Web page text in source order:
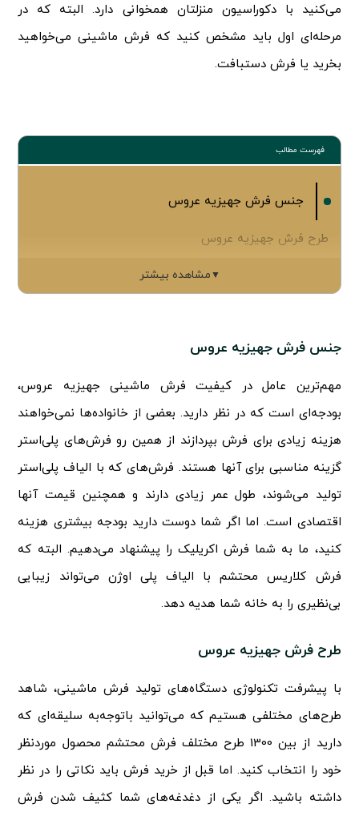
می‌کنید با دکوراسیون منزلتان همخوانی دارد. البته که در
مرحله‌ای اول باید مشخص کنید که فرش ماشینی می‌خواهید
بخرید یا فرش دستبافت.
فهرست مطالب
جنس فرش جهیزیه عروس
طرح فرش جهیزیه عروس
▼مشاهده بیشتر
جنس فرش جهیزیه عروس
مهم‌ترین عامل در کیفیت فرش ماشینی جهیزیه عروس،
بودجه‌ای است که در نظر دارید. بعضی از خانواده‌ها نمی‌خواهند
هزینه زیادی برای فرش بپردازند از همین رو فرش‌های پلی‌استر
گزینه مناسبی برای آنها هستند. فرش‌های که با الیاف پلی‌استر
تولید می‌شوند، طول عمر زیادی دارند و همچنین قیمت آنها
اقتصادی است. اما اگر شما دوست دارید بودجه بیشتری هزینه
کنید، ما به شما فرش اکریلیک را پیشنهاد می‌دهیم. البته که
فرش کلاریس محتشم با الیاف پلی اوژن می‌تواند زیبایی
بی‌نظیری را به خانه شما هدیه دهد.
طرح فرش جهیزیه عروس
با پیشرفت تکنولوژی دستگاه‌های تولید فرش ماشینی، شاهد
طرح‌های مختلفی هستیم که می‌توانید باتوجه‌به سلیقه‌ای که
دارید از بین 1300 طرح مختلف فرش محتشم محصول موردنظر
خود را انتخاب کنید. اما قبل از خرید فرش باید نکاتی را در نظر
داشته باشید. اگر یکی از دغدغه‌های شما کثیف شدن فرش